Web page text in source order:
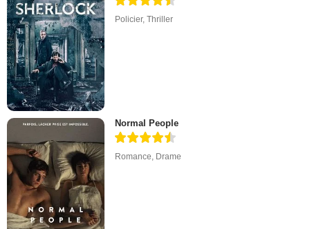
Policier,Thriller
Normal People
Romance Drame